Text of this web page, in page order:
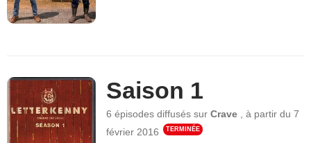
Saison 1
6 épisodes diffusés surCrave ,à partir du7
février 2016
TERMINÉE